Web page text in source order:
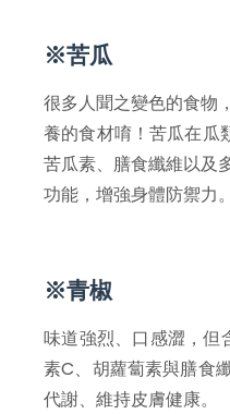
※苦瓜
很多人聞之變色的食物
養的食材唷！苦瓜在瓜
苦瓜素、膳食纖維以及
功能，增強身體防禦力。
※青椒
味道強烈、口感澀，但
素C、胡蘿蔔素與膳食
代謝、維持皮膚健康。